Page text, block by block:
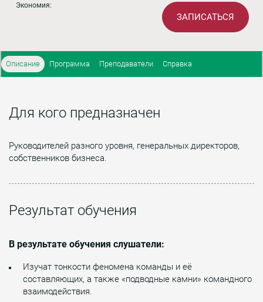
Экономия:
ЗАПИСАТЬСЯ
Описание Программа Преподаватели Справка
Для кого предназначен
Руководителей разного уровня, генеральных директоров,
собственников бизнеса.
Результат обучения
В результате обучения слушатели:
Изучат тонкости феномена команды и её
составляющих, а также «подводные камни» командного
взаимодействия.